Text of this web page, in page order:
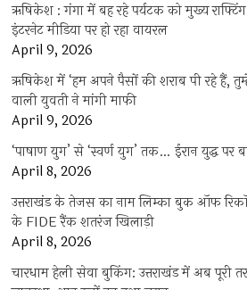
ऋषिकेश : गंगा में बह रहे पर्यटक को मुख्य राफ्टिंग
इंटरनेट मीडिया पर हो रहा वायरल
April 9, 2026
ऋषिकेश में ‘हम अपने पैसों की शराब पी रहे हैं,
वाली युवती ने मांगी माफी
April 9, 2026
‘पाषाण युग’ से ‘स्वर्ण युग’ तक… ईरान युद्ध पर
April 8, 2026
उत्तराखंड के तेजस का नाम लिम्का बुक ऑफ
के FIDE रैंक शतरंज खिलाड़ी
April 8, 2026
चारधाम हेली सेवा बुकिंग: उत्तराखंड में अब पूरी